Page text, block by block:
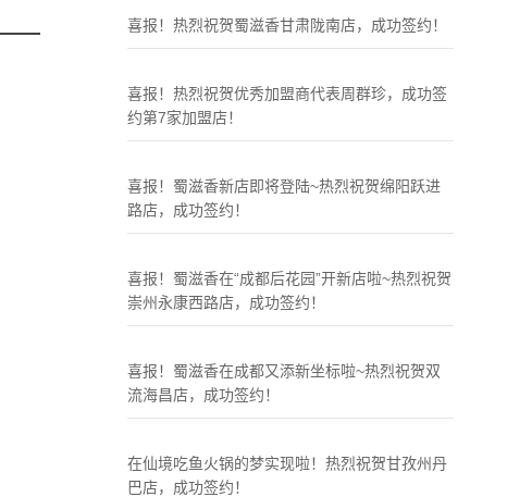
喜报！热烈祝贺蜀滋香甘肃陇南店，成功签约！
喜报！热烈祝贺优秀加盟商代表周群珍，成功签
约第7家加盟店！
喜报！蜀滋香新店即将登陆~热烈祝贺绵阳跃进
路店，成功签约！
喜报！蜀滋香在“成都后花园”开新店啦~热烈祝贺
崇州永康西路店，成功签约！
喜报！蜀滋香在成都又添新坐标啦~热烈祝贺双
流海昌店，成功签约！
在仙境吃鱼火锅的梦实现啦！热烈祝贺甘孜州丹
巴店，成功签约！